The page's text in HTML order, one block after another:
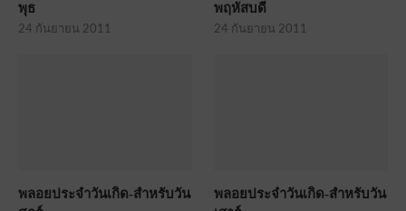
พุธ
24 กันยายน 2011
พฤหัสบดี
24 กันยายน 2011
พลอยประจำวันเกิด-สำหรับวัน
พลอยประจำวันเกิด-สำหรับวัน